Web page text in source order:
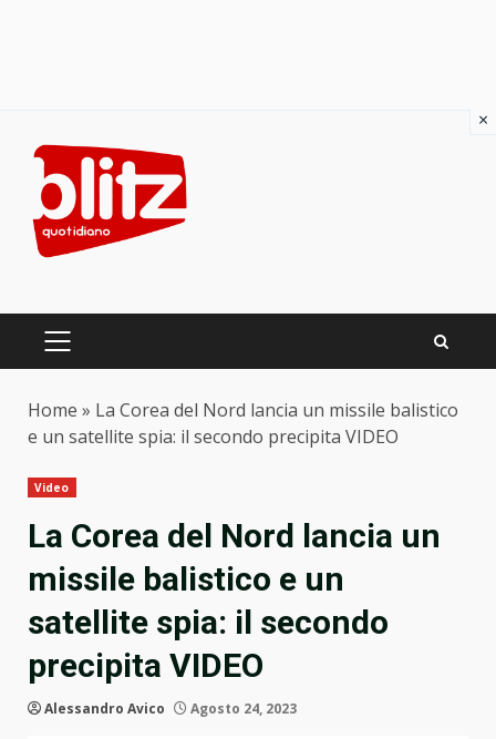
content
PRIMARY
Home » La Corea del Nord lancia un missile balistico
e un satellite spia: il secondo precipita VIDEO
Video
La Corea del Nord lancia un
missile balistico e un
satellite spia: il secondo
precipita VIDEO
Alessandro Avico Agosto 24, 2023
×